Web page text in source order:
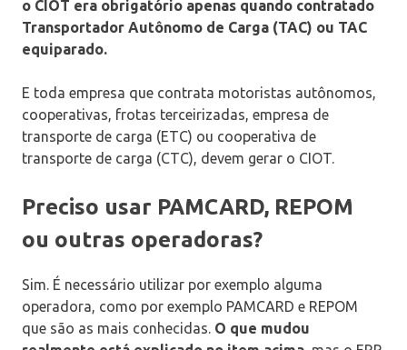
o CIOT era obrigatório apenas quando contratado
Transportador Autônomo de Carga (TAC) ou TAC
equiparado.
E toda empresa que contrata motoristas autônomos,
cooperativas, frotas terceirizadas, empresa de
transporte de carga (ETC) ou cooperativa de
transporte de carga (CTC), devem gerar o CIOT.
Preciso usar PAMCARD, REPOM
ou outras operadoras?
Sim. É necessário utilizar por exemplo alguma
operadora, como por exemplo PAMCARD e REPOM
que são as mais conhecidas. O que mudou